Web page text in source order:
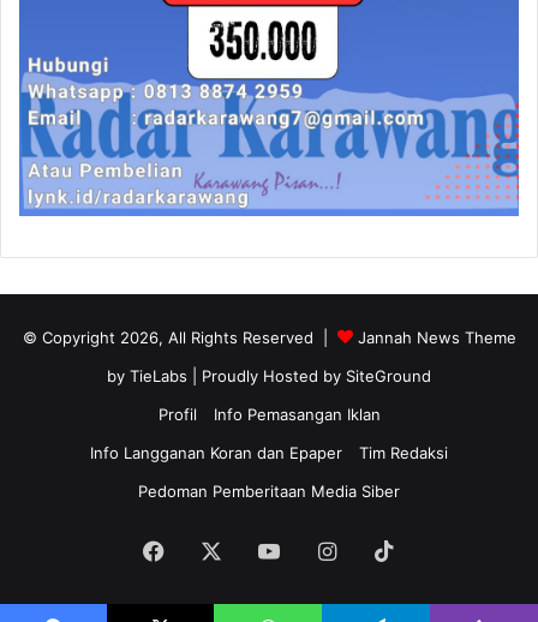
© Copyright 2026, All Rights Reserved |
Jannah News Theme
by TieLabs | Proudly Hosted by SiteGround
Profil
Info Pemasangan Iklan
Info Langganan Koran dan Epaper
Tim Redaksi
Pedoman Pemberitaan Media Siber
Facebook YouTubeInstagram